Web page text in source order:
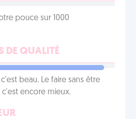
pouce sur 1000
DE QUALITÉ
beau. Le faire sans être
encore mieux.